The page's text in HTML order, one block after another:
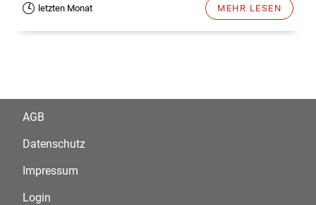
letzten Monat MEHR LESEN
AGB
Datenschutz
Impressum
Login